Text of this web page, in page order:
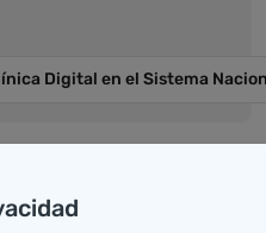
Digital en el Sistema